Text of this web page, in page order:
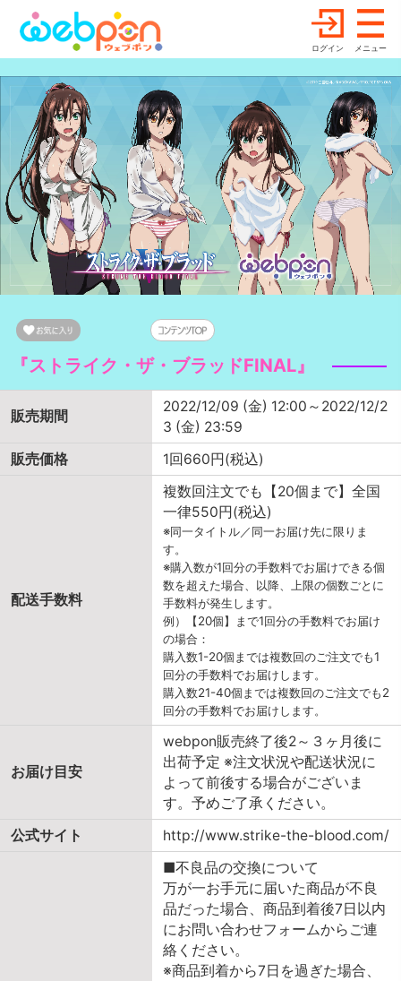
ログイン メニュー
『ストライク・ザ・ブラッドFINAL』
販売期間
2022/12/09 (金) 12:00～2022/12/2
3 (金) 23:59
販売価格
1回660円(税込)
配送手数料
複数回注文でも【20個まで】全国
一律550円(税込)
※同一タイトル／同一お届け先に限りま
す。
※購入数が1回分の手数料でお届けできる個
数を超えた場合、以降、上限の個数ごとに
手数料が発生します。
例）【20個】まで1回分の手数料でお届け
の場合：
購入数1-20個までは複数回のご注文でも1
回分の手数料でお届けします。
購入数21-40個までは複数回のご注文でも2
回分の手数料でお届けします。
お届け目安
webpon販売終了後2～３ヶ月後に
出荷予定 ※注文状況や配送状況に
よって前後する場合がございま
す。予めご了承ください。
公式サイト
http://www.strike-the-blood.com/
■不良品の交換について
万が一お手元に届いた商品が不良
品だった場合、商品到着後7日以内
にお問い合わせフォームからご連
絡ください。
※商品到着から7日を過ぎた場合、